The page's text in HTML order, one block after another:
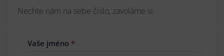
Nechte nám na sebe číslo, zavoláme si.
Vaše jméno *